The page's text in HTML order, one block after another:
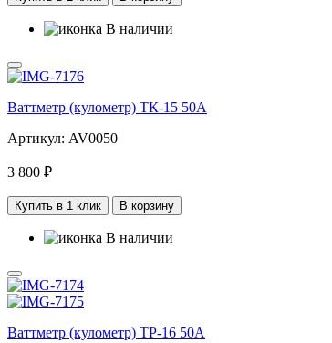
В наличии
Ваттметр (кулометр) ТК-15 50А
Артикул: AV0050
3 800 ₽
Купить в 1 клик В корзину
В наличии
Ваттметр (кулометр) ТР-16 50А